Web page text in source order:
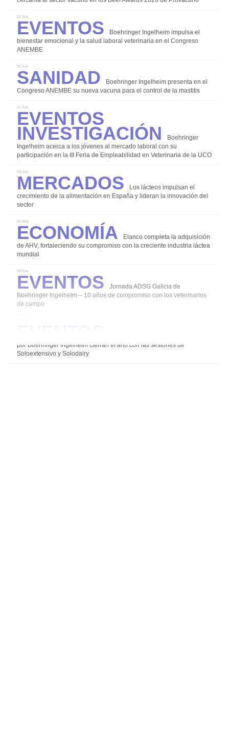
Comercialización
Instalaciones y Equipos
Manejo y Bienestar Animal
Nutrición y Alimentación
Patología y Diagnóstico
Reproducción y Genética
Sanidad
Economía
Eventos
Legislación
Sostenibilidad
Diarreas en Terneros
19 Jun
Eventos
Boehringer Ingelheim impulsa el
bienestar emocional y la salud laboral veterinaria en el Congreso
ANEMBE
15 Jun
Sanidad
Boehringer Ingelheim presenta en el
Congreso ANEMBE su nueva vacuna para el control de la mastitis
12 Jun
Eventos
Investigación
Boehringer
Ingelheim acerca a los jóvenes al mercado laboral con su
participación en la III Feria de Empleabilidad en Veterinaria de la UCO
03 Jun
Mercados
Los lácteos impulsan el
crecimiento de la alimentación en España y lideran la innovación del
sector
08 May
Economía
Elanco completa la adquisición
de AHV, fortaleciendo su compromiso con la creciente industria láctea
mundial
28 Ene
Eventos
Jornada ADSG Galicia de
Boehringer Ingelheim – 10 años de compromiso con los veterinarios
de campo
por Boehringer Ingelheim cierran el año con las sesiones de
Soloextensivo y Solodairy